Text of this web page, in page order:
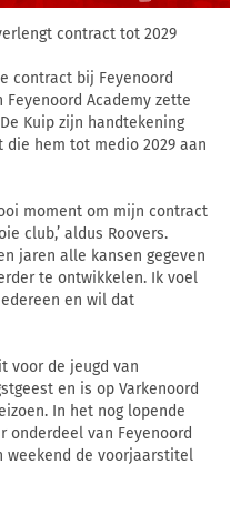
contract tot 2029
contract bij Feyenoord
Academy zette
Kuip zijn handtekening
hem tot medio 2029 aan
moment om mijn contract
club,’ aldus Roovers.
jaren alle kansen gegeven
te ontwikkelen. Ik voel
en wil dat
voor de jeugd van
en is op Varkenoord
In het nog lopende
onderdeel van Feyenoord
weekend de voorjaarstitel